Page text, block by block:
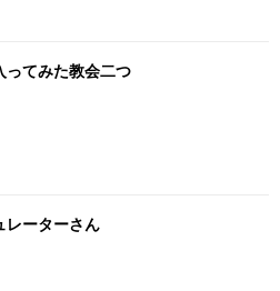
ってみた教会二つ
レーターさん